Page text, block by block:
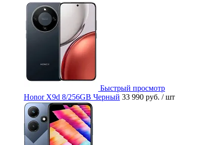
Быстрый просмотр
Honor X9d 8/256GB Черный 33 990 руб. / шт